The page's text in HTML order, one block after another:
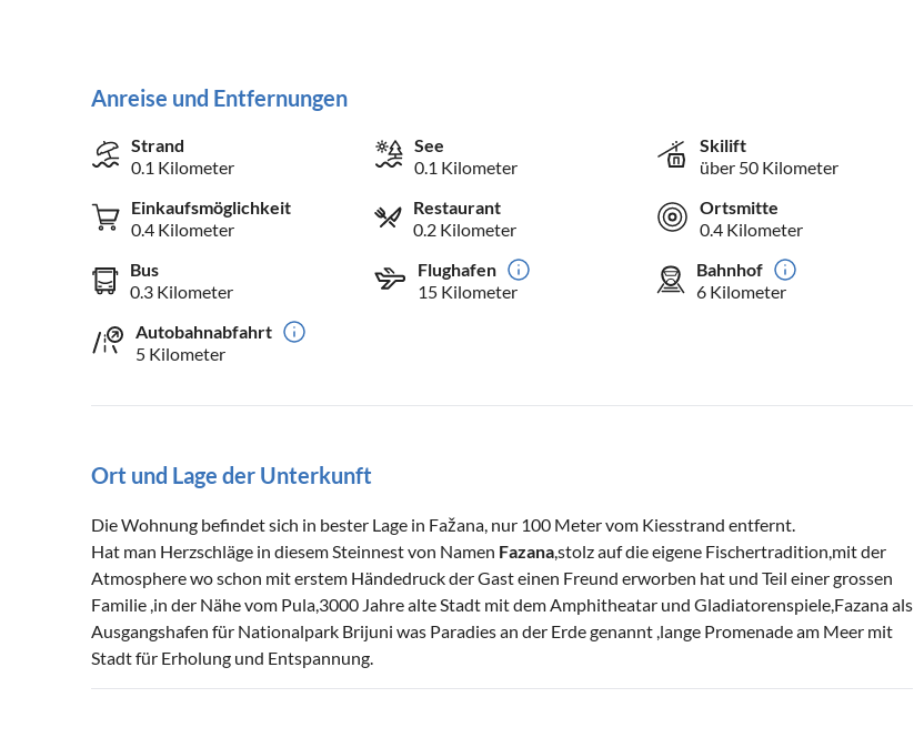
Anreise und Entfernungen
Strand
0.1 Kilometer
See
0.1 Kilometer
Skilift
über 50 Kilometer
Einkaufsmöglichkeit
0.4 Kilometer
Restaurant
0.2 Kilometer
Ortsmitte
0.4 Kilometer
Bus
0.3 Kilometer
Flughafen
15 Kilometer
Bahnhof
6 Kilometer
Autobahnabfahrt
5 Kilometer
Ort und Lage der Unterkunft
Die Wohnung befindet sich in bester Lage in Fažana, nur 100 Meter vom Kiesstrand entfernt.
Hat man Herzschläge in diesem Steinnest von Namen Fazana,stolz auf die eigene Fischertradition,mit der
Atmosphere wo schon mit erstem Händedruck der Gast einen Freund erworben hat und Teil einer grossen
Familie ,in der Nähe vom Pula,3000 Jahre alte Stadt mit dem Amphitheatar und Gladiatorenspiele,Fazana als
Ausgangshafen für Nationalpark Brijuni was Paradies an der Erde genannt ,lange Promenade am Meer mit
Stadt für Erholung und Entspannung.